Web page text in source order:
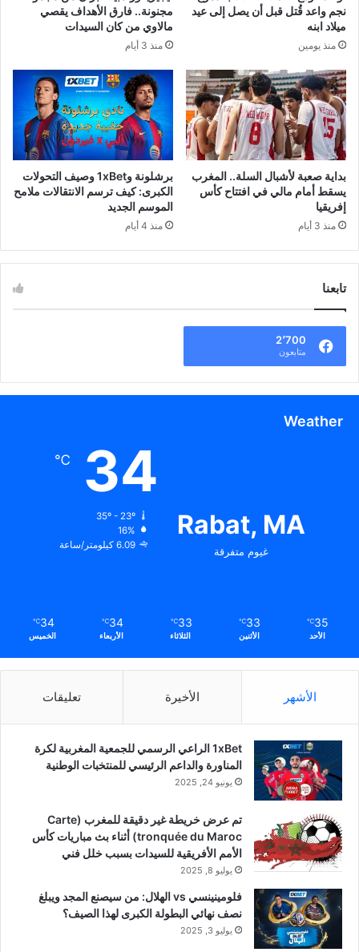
نجم واعد قُتل قبل أن يصل إلى عيد
ميلاد ابنه
منذ يومين
مجنونة.. فارق الأهداف يقصي
مالاوي من كان السيدات
منذ 3 أيام
بداية صعبة لأشبال السلة.. المغرب
يسقط أمام مالي في افتتاح كأس
إفريقيا
منذ 3 أيام
برشلونة و1xBet وصيف التحولات
الكبرى: كيف ترسم الانتقالات ملامح
الموسم الجديد
منذ 4 أيام
تابعنا
2٬700
متابعون
Weather
Rabat, MA
غيوم متفرقة
34
℃
35º - 23º
16%
6.09 كيلومتر/ساعة
35
℃
الأحد
33
℃
الأثنين
33
℃
الثلاثاء
34
℃
الأربعاء
34
℃
الخميس
الأشهر الأخيرة تعليقات
1xBet الراعي الرسمي للجمعية المغربية لكرة
المناورة والداعم الرئيسي للمنتخبات الوطنية
يونيو 24, 2025
تم عرض خريطة غير دقيقة للمغرب (Carte
tronquée du Maroc) أثناء بث مباريات كأس
الأمم الأفريقية للسيدات بسبب خلل فني
يوليو 8, 2025
فلومينينسي vs الهلال: من سيصنع المجد ويبلغ
نصف نهائي البطولة الكبرى لهذا الصيف؟
يوليو 3, 2025